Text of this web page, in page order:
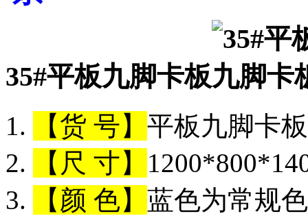
35#平板九脚卡板
【货 号】 平板九脚卡
【尺 寸】
【颜 色】 蓝色为常规